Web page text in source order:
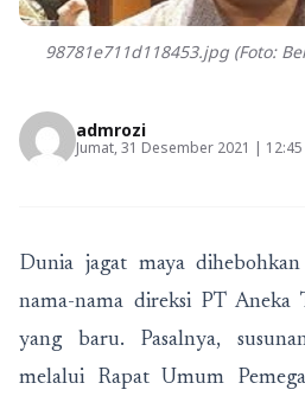
98781e711d118453.jpg (Foto:
admrozi
Jumat, 31 Desember 2021 | 12:45
Dunia jagat maya
nama-nama direksi PT Aneka
yang baru. Pasalnya,
melalui Rapat Umum